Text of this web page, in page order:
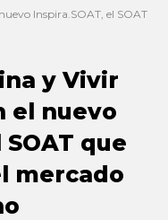
Inspira.SOAT, el SOAT
y Vivir
el nuevo
que
mercado